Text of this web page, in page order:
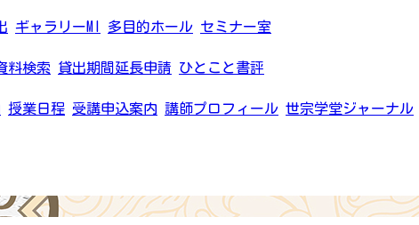
ギャラリーMI 多目的ホール セミナー室
料検索 貸出期間延長申請 ひとこと書評
授業日程 受講申込案内 講師プロフィール 世宗学堂ジャーナル